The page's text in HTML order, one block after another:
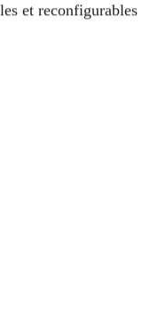
et reconfigurables